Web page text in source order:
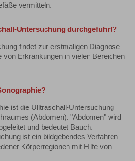
vermitteln.
Untersuchung durchgeführt?
findet zur erstmaligen Diagnose
von Erkrankungen in vielen Bereichen
ist die Ulltraschall-Untersuchung
(Abdomen). "Abdomen" wird
und bedeutet Bauch.
ist ein bildgebendes Verfahren
Körperregionen mit Hilfe von